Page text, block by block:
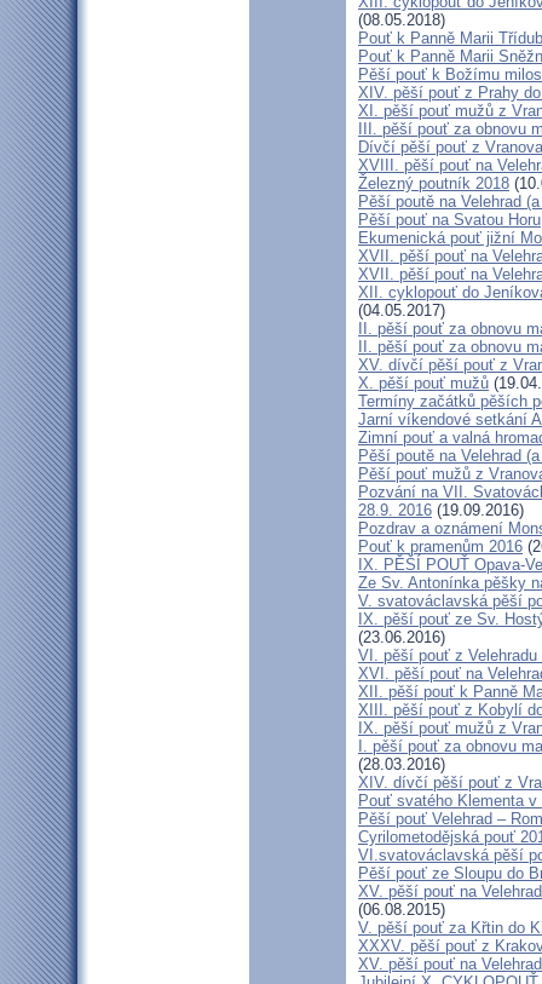
(08.05.2018)
Pouť k Panně Marii
Pouť k Panně Marii
Pěší pouť k Božímu
XIV. pěší pouť z Prahy
XI. pěší pouť mužů z
III. pěší pouť za obnovu
Dívčí pěší pouť z
XVIII. pěší pouť na
Železný poutník 2018
Pěší poutě na Velehrad
Pěší pouť na Svatou Horu
Ekumenická pouť jižní
XVII. pěší pouť na
XVII. pěší pouť na
XII. cyklopouť do
(04.05.2017)
II. pěší pouť za obnovu
II. pěší pouť za obnovu
XV. dívčí pěší pouť z
X. pěší pouť mužů
Termíny začátků pěších
Jarní víkendové setkání
Zimní pouť a valná
Pěší poutě na Velehrad
Pěší pouť mužů z
Pozvání na VII.
28.9. 2016 (19.09.2016)
Pozdrav a oznámení
Pouť k pramenům 2016
IX. PĚŠÍ POUŤ Opava-
Ze Sv. Antonínka pěšky
V. svatováclavská pěší
IX. pěší pouť ze Sv.
(23.06.2016)
VI. pěší pouť z
XVI. pěší pouť na
XII. pěší pouť k Panně
XIII. pěší pouť z Kobylí
IX. pěší pouť mužů z
I. pěší pouť za obnovu
(28.03.2016)
XIV. dívčí pěší pouť z
Pouť svatého Klementa
Pěší pouť Velehrad –
Cyrilometodějská pouť
VI.svatováclavská pěší
Pěší pouť ze Sloupu do
XV. pěší pouť na
(06.08.2015)
V. pěší pouť za Křtin do
XXXV. pěší pouť z
XV. pěší pouť na